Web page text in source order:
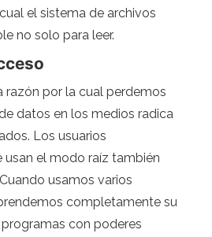
el sistema de archivos
no solo para leer.
razón por la cual perdemos
datos en los medios radica
Los usuarios
el modo raíz también
usamos varios
completamente su
con poderes